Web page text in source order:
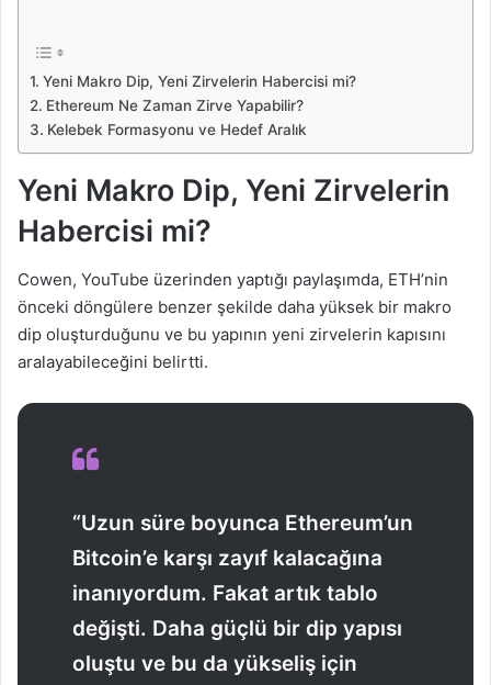
Yeni Makro Dip, Yeni Zirvelerin Habercisi mi?
Ethereum Ne Zaman Zirve Yapabilir?
Kelebek Formasyonu ve Hedef Aralık
Yeni Makro Dip, Yeni Zirvelerin
Habercisi mi?
Cowen, YouTube üzerinden yaptığı paylaşımda, ETH’nin
önceki döngülere benzer şekilde daha yüksek bir makro
dip oluşturduğunu ve bu yapının yeni zirvelerin kapısını
aralayabileceğini belirtti.
“Uzun süre boyunca Ethereum’un
Bitcoin’e karşı zayıf kalacağına
inanıyordum. Fakat artık tablo
değişti. Daha güçlü bir dip yapısı
oluştu ve bu da yükseliş için